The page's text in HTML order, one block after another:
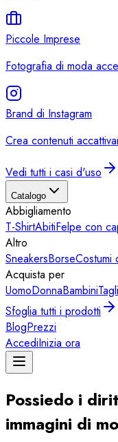
Piccole Imprese
Fotografia di moda
Brand di Instagram
Crea contenuti
Vedi tutti i casi d'uso
Catalogo
Abbigliamento
T-ShirtAbitiFelpe con
Altro
SneakersBorseCostumi
Acquista per
UomoDonnaBambini
Sfoglia tutti i prodotti
BlogPrezzi
AccediInizia ora
Possiedo i
immagini di